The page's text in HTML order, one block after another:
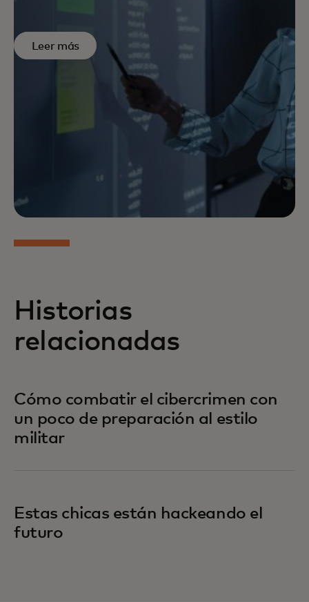
Leer más
Historias
relacionadas
Cómo combatir el cibercrimen con
un poco de preparación al estilo
militar
Estas chicas están hackeando el
futuro